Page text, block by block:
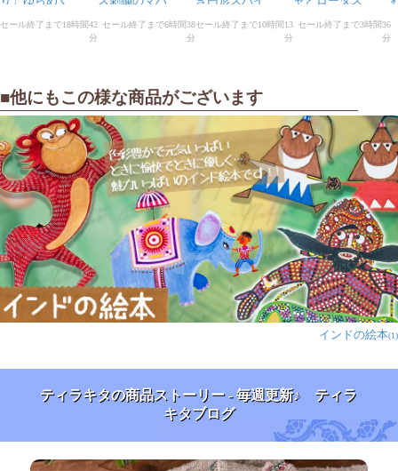
■他にもこの様な商品がございます
インドの絵本(1)
ティラキタの商品ストーリー - 毎週更新♪ ティラ
キタブログ